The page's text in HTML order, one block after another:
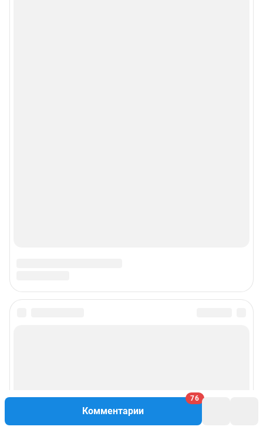
Комментарии
76